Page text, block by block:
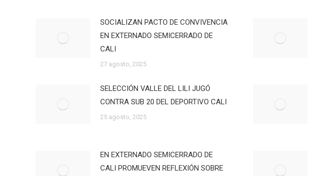
SOCIALIZAN PACTO DE CONVIVENCIA
EN EXTERNADO SEMICERRADO DE
CALI
27 agosto, 2025
SELECCIÓN VALLE DEL LILI JUGÓ
CONTRA SUB 20 DEL DEPORTIVO CALI
25 agosto, 2025
EN EXTERNADO SEMICERRADO DE
CALI PROMUEVEN REFLEXIÓN SOBRE